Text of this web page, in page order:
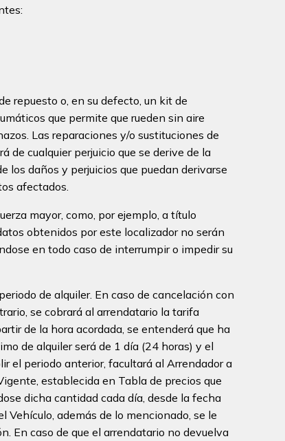
repuesto o, en su defecto, un kit de
que permite que rueden sin aire
Las reparaciones y/o sustituciones de
de cualquier perjuicio que se derive de la
los daños y perjuicios que puedan derivarse
afectados.
mayor, como, por ejemplo, a título
obtenidos por este localizador no serán
en todo caso de interrumpir o impedir su
de alquiler. En caso de cancelación con
se cobrará al arrendatario la tarifa
de la hora acordada, se entenderá que ha
de alquiler será de 1 día (24 horas) y el
el periodo anterior, facultará al Arrendador a
establecida en Tabla de precios que
dicha cantidad cada día, desde la fecha
Vehículo, además de lo mencionado, se le
En caso de que el arrendatario no devuelva